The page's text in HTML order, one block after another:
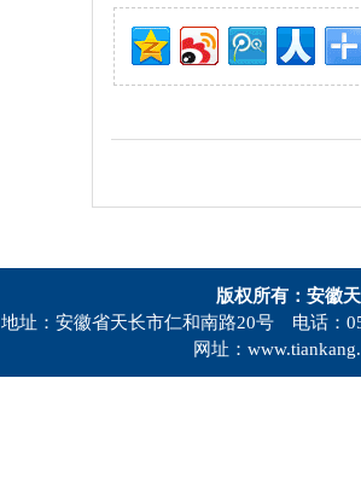
版权所有：安徽
地址：安徽省天长市仁和南路20号 电话：
网址：